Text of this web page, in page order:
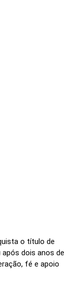
o título de
dois anos de
fé e apoio